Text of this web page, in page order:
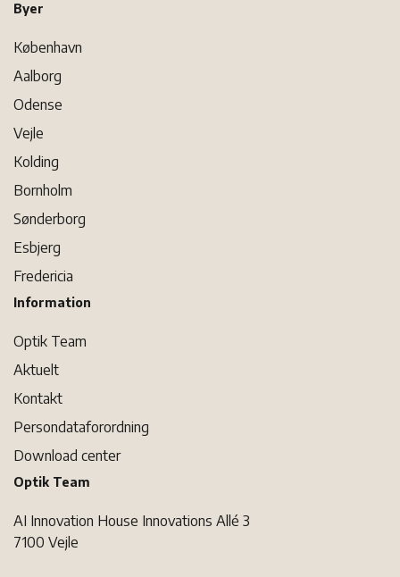
Smykke- & Brillehuset
Nytorv 3
3600, Frederikssund
Gå til butikkens hjemmeside
Hinnerup Optik
Storegade 1
8382, Hinnerup
4990, Sakskøbing
Gå til butikkens hjemmeside
2EYES
Ordrupvej 58
Gå til butikkens hjemmeside
Byer
København
Aalborg
Odense
Vejle
Kolding
Bornholm
Sønderborg
Esbjerg
Fredericia
Information
Optik Team
Aktuelt
Kontakt
Persondataforordning
Download center
Optik Team
AI Innovation House Innovations Allé 3
7100 Vejle